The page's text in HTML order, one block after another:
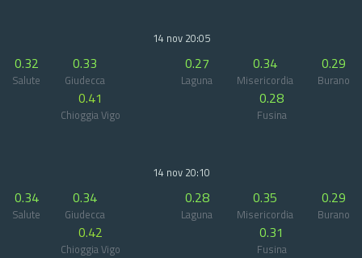
14 nov 20:05
0.32
Salute
0.33
Giudecca
0.27
Laguna
0.34
Misericordia
0.29
Burano
0.41
Chioggia Vigo
0.28
Fusina
14 nov 20:10
0.34
Salute
0.34
Giudecca
0.28
Laguna
0.35
Misericordia
0.29
Burano
0.42
Chioggia Vigo
0.31
Fusina